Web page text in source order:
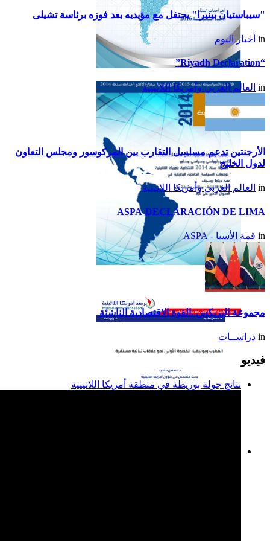
تقرير أمريكا اللاتينية لسنة
2015
تقرير أمريكا اللاتينية لسنة
2014
"سيباستيان بينيرا" يحتفل مع مؤيديه بعد فوزه برئاسة تشيلى
in أخبار اليوم
“Riyadh Declaration”
in العالم العربي وأمريكا اللاتينية
الأرجنتين تدعم مسلسل التقارب بين المركوسور ومجلس التعاون
لدول الخليج
in العالم العربي وأمريكا اللاتينية
ASPA-DECLARACIÓN DE LIMA
in قمة الأسبا - ASPA
مجموعة البريكس..القوة الاقتصادية الناشئة
in دراســات
فيديو
نتائج جولة بوريطة في منطقة أمريكا اللاتينية